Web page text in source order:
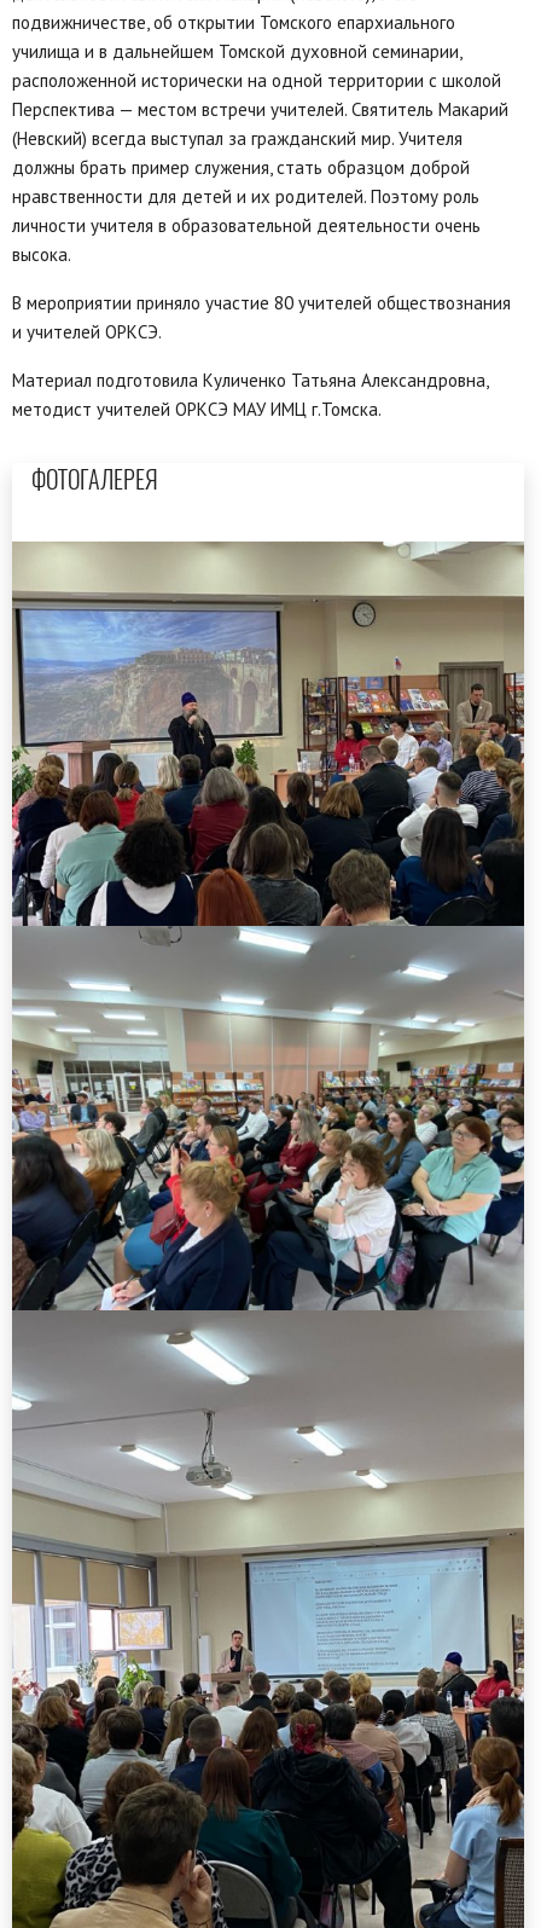
подвижничестве, об открытии Томского епархиального
училища и в дальнейшем Томской духовной семинарии,
расположенной исторически на одной территории с школой
Перспектива — местом встречи учителей. Святитель Макарий
(Невский) всегда выступал за гражданский мир. Учителя
должны брать пример служения, стать образцом доброй
нравственности для детей и их родителей. Поэтому роль
личности учителя в образовательной деятельности очень
высока.
В мероприятии приняло участие 80 учителей обществознания
и учителей ОРКСЭ.
Материал подготовила Куличенко Татьяна Александровна,
методист учителей ОРКСЭ МАУ ИМЦ г.Томска.
ФОТОГАЛЕРЕЯ